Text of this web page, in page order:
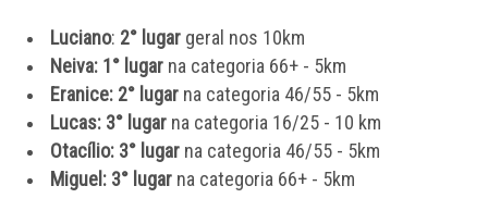
Luciano: 2° lugar geral nos 10km
Neiva: 1° lugar na categoria 66+ - 5km
Eranice: 2° lugar na categoria 46/55 - 5km
Lucas: 3° lugar na categoria 16/25 - 10 km
Otacílio: 3° lugar na categoria 46/55 - 5km
Miguel: 3° lugar na categoria 66+ - 5km